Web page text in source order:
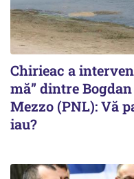
Chirieac a
mă” dintre
Mezzo (PNL): Vă
iau?